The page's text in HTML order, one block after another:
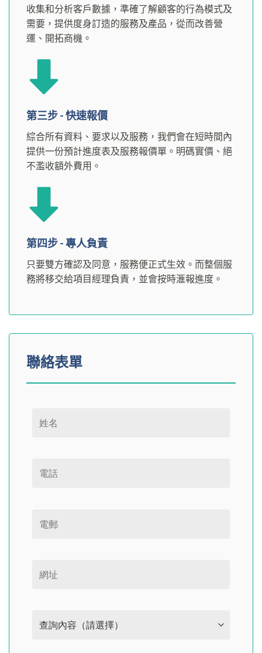
收集和分析客戶數據，準確了解顧客的行為模式及
需要，提供度身訂造的服務及產品，從而改善營
運、開拓商機。
第三步 - 快速報價
綜合所有資料、要求以及服務，我們會在短時間內
提供一份預計進度表及服務報價單。明碼實價、絕
不濫收額外費用。
第四步 - 專人負責
只要雙方確認及同意，服務便正式生效。而整個服
務將移交給項目經理負責，並會按時滙報進度。
聯絡表單